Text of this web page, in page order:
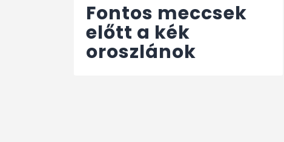
Fontos meccsek
előtt a kék
oroszlánok